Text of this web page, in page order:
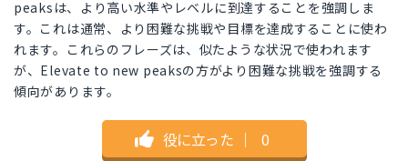
peaksは、より高い水準やレベルに到達することを強調しま
す。これは通常、より困難な挑戦や目標を達成することに使わ
れます。これらのフレーズは、似たような状況で使われます
が、Elevate to new peaksの方がより困難な挑戦を強調する
傾向があります。
役に立った ｜ 0